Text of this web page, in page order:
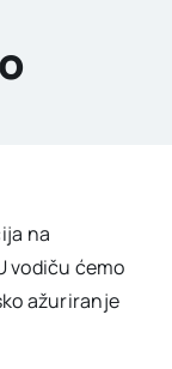
na
vodiču ćemo
ažuriranje